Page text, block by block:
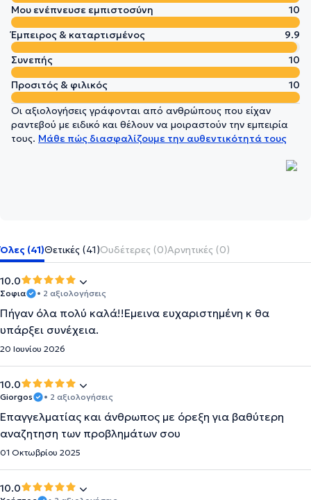
Μου ενέπνευσε εμπιστοσύνη
10
Έμπειρος & καταρτισμένος
9.9
Συνεπής
10
Προσιτός & φιλικός
10
Οι αξιολογήσεις γράφονται από ανθρώπους που είχαν
ραντεβού με ειδικό και θέλουν να μοιραστούν την εμπειρία
τους. Μάθε πώς διασφαλίζουμε την αυθεντικότητά τους
Όλες (41)Θετικές (41)Ουδέτερες (0)Αρνητικές (0)
10.0
Σοφια • 2 αξιολογήσεις
Πήγαν όλα πολύ καλά!!Εμεινα ευχαριστημένη κ θα
υπάρξει συνέχεια.
20 Ιουνίου 2026
10.0
Giorgos • 2 αξιολογήσεις
Επαγγελματίας και άνθρωπος με όρεξη για βαθύτερη
αναζητηση των προβλημάτων σου
01 Οκτωβρίου 2025
10.0